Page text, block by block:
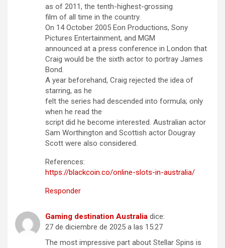
as of 2011, the tenth-highest-grossing
film of all time in the country.
On 14 October 2005 Eon Productions, Sony
Pictures Entertainment, and MGM
announced at a press conference in London that
Craig would be the sixth actor to portray James
Bond.
A year beforehand, Craig rejected the idea of
starring, as he
felt the series had descended into formula; only
when he read the
script did he become interested. Australian actor
Sam Worthington and Scottish actor Dougray
Scott were also considered.
References:
https://blackcoin.co/online-slots-in-australia/
Responder
Gaming destination Australia dice:
27 de diciembre de 2025 a las 15:27
The most impressive part about Stellar Spins is